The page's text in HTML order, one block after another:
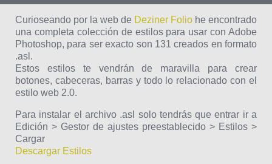
Curioseando por la web de Deziner Folio he encontrado
una completa colección de estilos para usar con Adobe
Photoshop, para ser exacto son 131 creados en formato
.asl.
Estos estilos te vendrán de maravilla para crear
botones, cabeceras, barras y todo lo relacionado con el
estilo web 2.0.
Para instalar el archivo .asl solo tendrás que entrar ir a
Edición > Gestor de ajustes preestablecido > Estilos >
Cargar
Descargar Estilos